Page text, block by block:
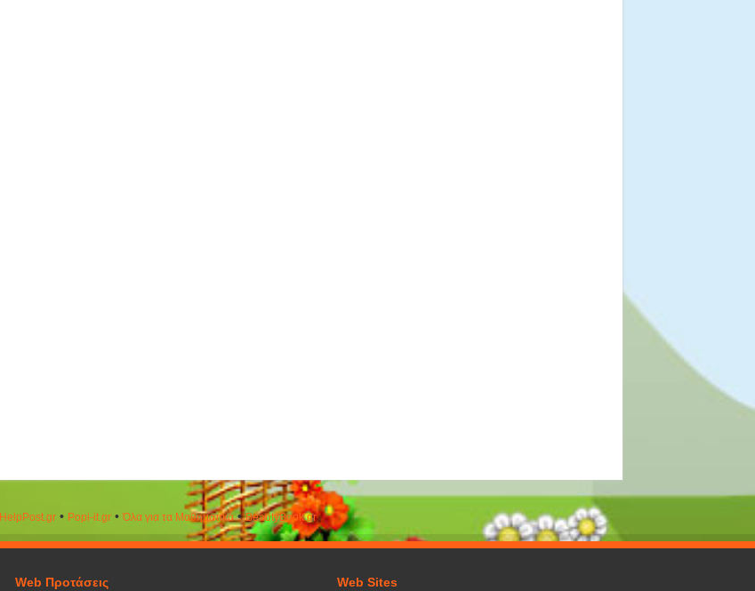
HelpPost.gr• Popi-it.gr•Όλα για τα Μαθηματικά•ΒeautyΒook.gr
Web Προτάσεις Web Sites